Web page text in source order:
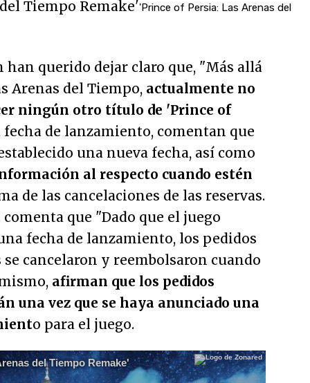
'Prince of Persia: Las Arenas del
han querido dejar claro que, "Más allá
Arenas del Tiempo, actualmente no
ningún otro título de 'Prince of
fecha de lanzamiento, comentan que
una nueva fecha, así como
al respecto cuando estén
de las cancelaciones de las reservas.
comenta que "Dado que el juego
fecha de lanzamiento, los pedidos
cancelaron y reembolsaron cuando
afirman que los pedidos
una vez que se haya anunciado una
o para el juego.
del Tiempo Remake'